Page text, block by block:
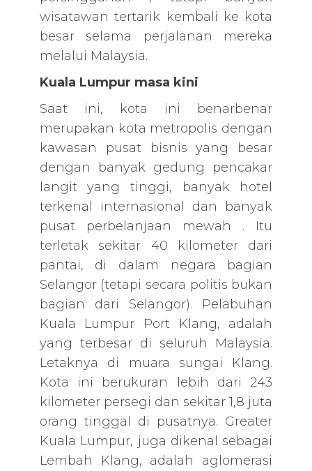
wisatawan tertarik kembali ke kota
besar selama perjalanan mereka
melalui Malaysia.
Kuala Lumpur masa kini
Saat ini, kota ini benarbenar
merupakan kota metropolis dengan
kawasan pusat bisnis yang besar
dengan banyak gedung pencakar
langit yang tinggi, banyak hotel
terkenal internasional dan banyak
pusat perbelanjaan mewah . Itu
terletak sekitar 40 kilometer dari
pantai, di dalam negara bagian
Selangor (tetapi secara politis bukan
bagian dari Selangor). Pelabuhan
Kuala Lumpur Port Klang, adalah
yang terbesar di seluruh Malaysia.
Letaknya di muara sungai Klang.
Kota ini berukuran lebih dari 243
kilometer persegi dan sekitar 1,8 juta
orang tinggal di pusatnya. Greater
Kuala Lumpur, juga dikenal sebagai
Lembah Klang, adalah aglomerasi